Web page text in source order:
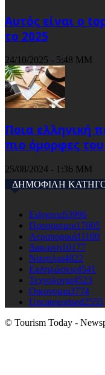
Αυτός είναι ο
το 2025
24/10/2025 - 5:48 ΜΜ
Ποια ελληνική
πιο όμορφες
25/08/2024 - 1:36 ΜΜ
ΔΗΜΟΦΙΛΗ
Ειδησεις63996
Προορισμοι17605
Αεροπορικά11100
Διαμονη10177
Ναυτιλια4822
Εκδηλώσεις4541
Τεχνολογια4523
Οικονομια3774
Uncategorised2555
© Tourism Today -